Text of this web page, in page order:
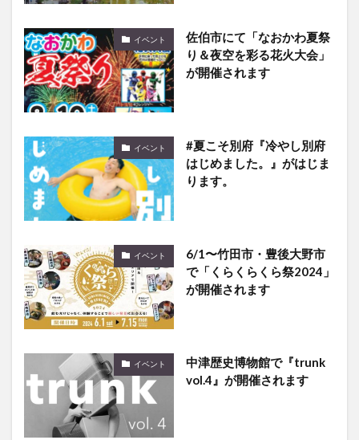
イベント
佐伯市にて「なおかわ夏祭
り＆夜空を彩る花火大会」
が開催されます
イベント
#夏こそ別府『冷やし別府
はじめました。』がはじま
ります。
イベント
6/1〜竹田市・豊後大野市
で「くらくらくら祭2024」
が開催されます
イベント
中津歴史博物館で『trunk
vol.4』が開催されます